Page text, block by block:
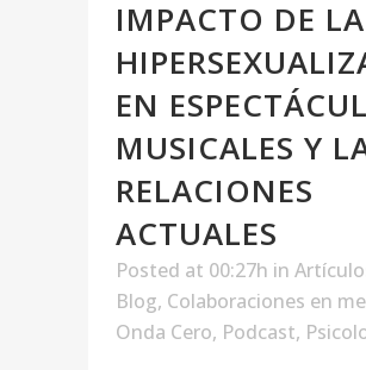
IMPACTO DE LA
EN
MUSICALES Y
RELACIONES
ACTUALES
Posted at 00:27h in
Blog, Colaboraciones en
Onda Cero, Podcast,